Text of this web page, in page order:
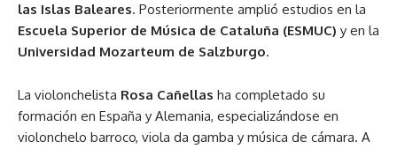
las Islas Baleares. Posteriormente amplió estudios en la
Escuela Superior de Música de Cataluña (ESMUC) y en la
Universidad Mozarteum de Salzburgo.
La violonchelista Rosa Cañellas ha completado su
formación en España y Alemania, especializándose en
violonchelo barroco, viola da gamba y música de cámara. A